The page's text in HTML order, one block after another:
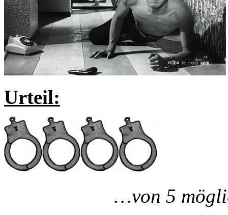
Urteil:
…von 5